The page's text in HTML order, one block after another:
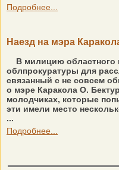
Подробнее...
Наезд на мэра
В милицию областного
облпрокуратуры для
связанный с не совсем
о мэре Каракола О.
молодчиках, которые
эти имели место
...
Подробнее...